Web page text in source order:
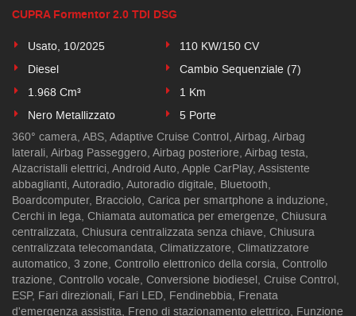
CUPRA Formentor 2.0 TDI DSG
Usato, 10/2025
110 KW/150 CV
Diesel
Cambio Sequenziale (7)
1.968 Cm³
1 Km
Nero Metallizzato
5 Porte
360° camera, ABS, Adaptive Cruise Control, Airbag, Airbag
laterali, Airbag Passeggero, Airbag posteriore, Airbag testa,
Alzacristalli elettrici, Android Auto, Apple CarPlay, Assistente
abbaglianti, Autoradio, Autoradio digitale, Bluetooth,
Boardcomputer, Bracciolo, Carica per smartphone a induzione,
Cerchi in lega, Chiamata automatica per emergenze, Chiusura
centralizzata, Chiusura centralizzata senza chiave, Chiusura
centralizzata telecomandata, Climatizzatore, Climatizzatore
automatico, 3 zone, Controllo elettronico della corsia, Controllo
trazione, Controllo vocale, Conversione biodiesel, Cruise Control,
ESP, Fari direzionali, Fari LED, Fendinebbia, Frenata
d'emergenza assistita, Freno di stazionamento elettrico, Funzione